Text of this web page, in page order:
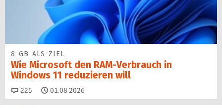
8 GB ALS ZIEL
Wie Microsoft den RAM-Verbrauch in
Windows 11 reduzieren will
225 Kommentare
01.08.2026